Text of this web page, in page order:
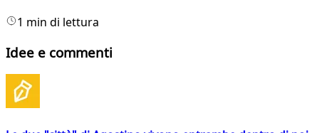
1 min di lettura
Idee e commenti